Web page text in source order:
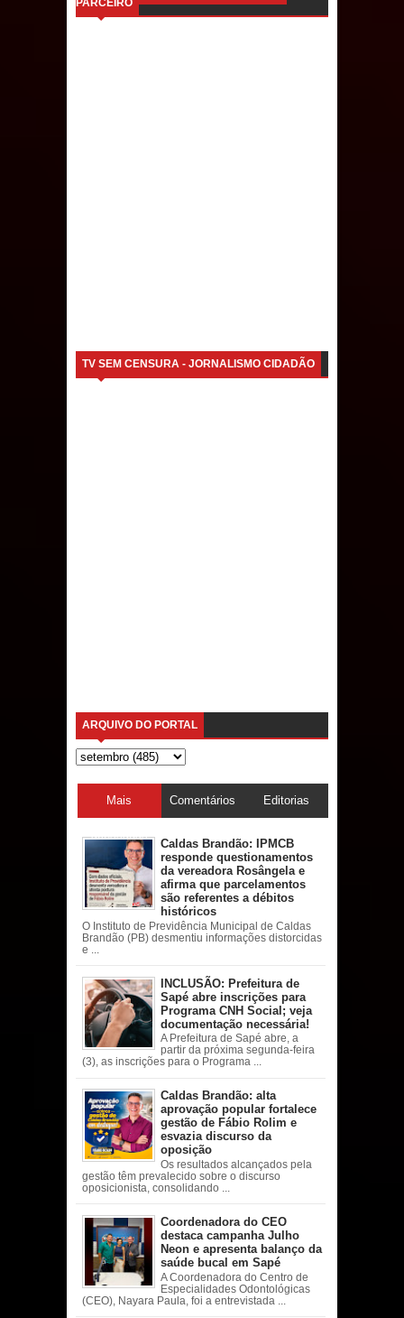
Caldas Brandão: IPMCB responde
PARCEIRO
TV SEM CENSURA - JORNALISMO CIDADÃO
ARQUIVO DO PORTAL
Mais
acessadas
Comentários Editorias
Caldas Brandão: IPMCB
responde questionamentos
da vereadora Rosângela e
afirma que parcelamentos
são referentes a débitos
históricos
O Instituto de Previdência Municipal de Caldas
Brandão (PB) desmentiu informações distorcidas
e ...
INCLUSÃO: Prefeitura de
Sapé abre inscrições para
Programa CNH Social; veja
documentação necessária!
A Prefeitura de Sapé abre, a
partir da próxima segunda-feira
(3), as inscrições para o Programa ...
Caldas Brandão: alta
aprovação popular fortalece
gestão de Fábio Rolim e
esvazia discurso da
oposição
Os resultados alcançados pela
gestão têm prevalecido sobre o discurso
oposicionista, consolidando ...
Coordenadora do CEO
destaca campanha Julho
Neon e apresenta balanço da
saúde bucal em Sapé
A Coordenadora do Centro de
Especialidades Odontológicas
(CEO), Nayara Paula, foi a entrevistada ...